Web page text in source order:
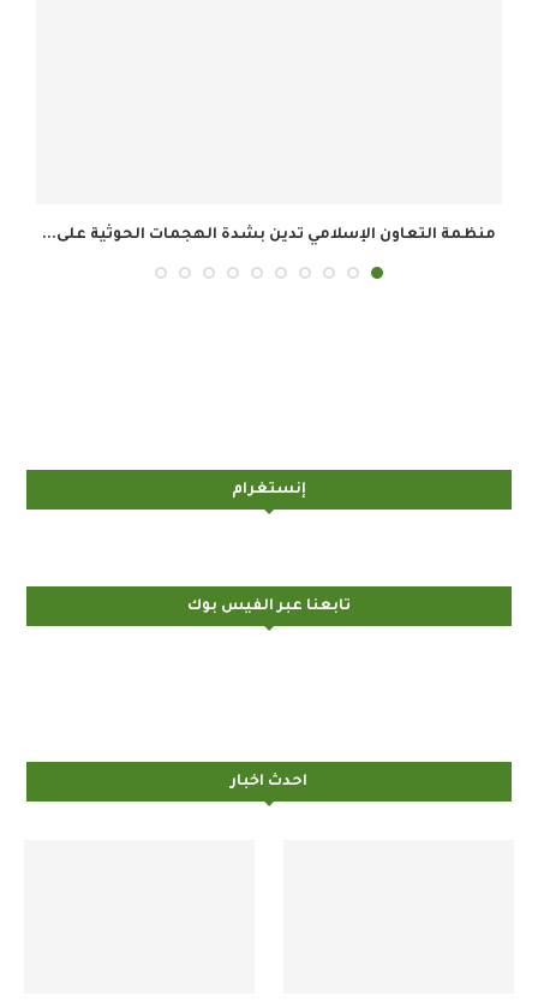
الحوثية على... أمين عام منظمة التعاون الإسلامي يرحب
إنستغرام
تابعنا عبر الفيس بوك
احدث اخبار